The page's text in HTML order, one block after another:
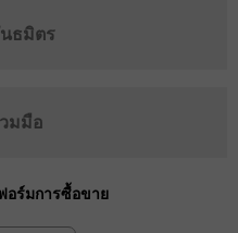
ธมิตร
มมือ
ร์มการซื้อขาย